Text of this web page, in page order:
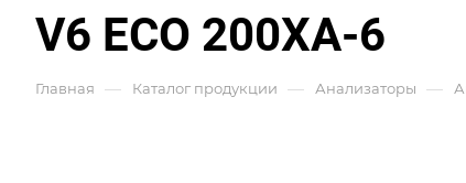
V6 ECO 200XA-6
Главная — Каталог продукции — Анализаторы —